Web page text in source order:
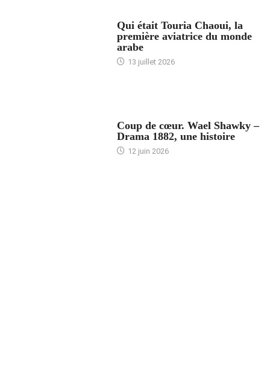
Qui était Touria Chaoui, la
première aviatrice du monde
arabe
13 juillet 2026
Coup de cœur. Wael Shawky –
Drama 1882, une histoire
12 juin 2026